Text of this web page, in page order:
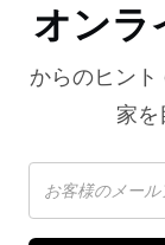
オンラ
からのヒント
家を